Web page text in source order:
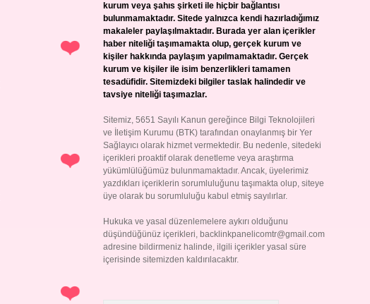
kurum veya şahıs şirketi ile hiçbir bağlantısı
bulunmamaktadır. Sitede yalnızca kendi hazırladığımız
makaleler paylaşılmaktadır. Burada yer alan içerikler
haber niteliği taşımamakta olup, gerçek kurum ve
kişiler hakkında paylaşım yapılmamaktadır. Gerçek
kurum ve kişiler ile isim benzerlikleri tamamen
tesadüfidir. Sitemizdeki bilgiler taslak halindedir ve
tavsiye niteliği taşımazlar.
Sitemiz, 5651 Sayılı Kanun gereğince Bilgi Teknolojileri
ve İletişim Kurumu (BTK) tarafından onaylanmış bir Yer
Sağlayıcı olarak hizmet vermektedir. Bu nedenle, sitedeki
içerikleri proaktif olarak denetleme veya araştırma
yükümlülüğümüz bulunmamaktadır. Ancak, üyelerimiz
yazdıkları içeriklerin sorumluluğunu taşımakta olup, siteye
üye olarak bu sorumluluğu kabul etmiş sayılırlar.
Hukuka ve yasal düzenlemelere aykırı olduğunu
düşündüğünüz içerikleri, backlinkpanelicomtr@gmail.com
adresine bildirmeniz halinde, ilgili içerikler yasal süre
içerisinde sitemizden kaldırılacaktır.